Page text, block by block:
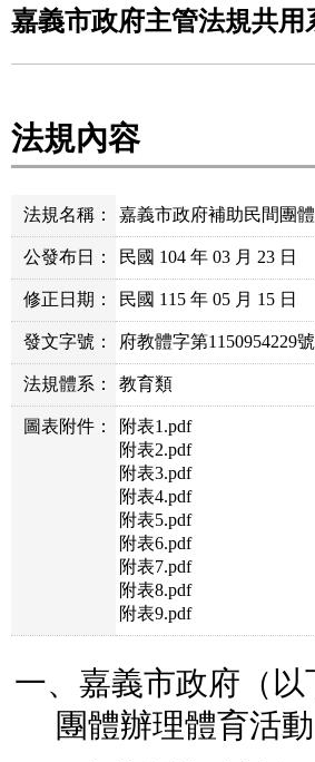
嘉義市政府主管法規共用
法規內容
法規名稱： 嘉義市政府補助民間團
公發布日： 民國 104 年 03 月 23 日
修正日期： 民國 115 年 05 月 15 日
發文字號： 府教體字第1150954229
法規體系： 教育類
圖表附件：
附表1.pdf
附表2.pdf
附表3.pdf
附表4.pdf
附表5.pdf
附表6.pdf
附表7.pdf
附表8.pdf
附表9.pdf
一、嘉義市政府（
團體辦理體育活